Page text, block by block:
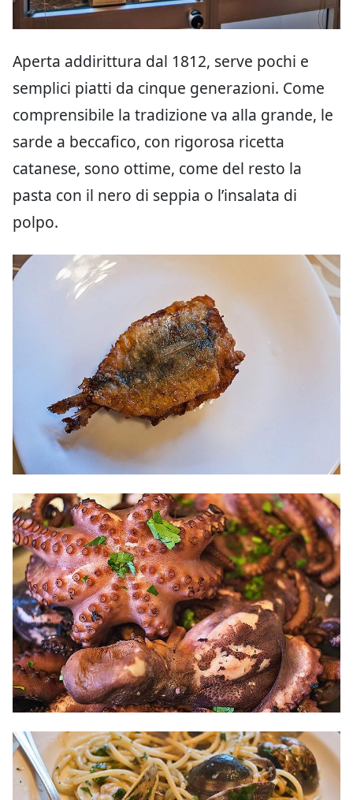
Aperta addirittura dal 1812, serve pochi e
semplici piatti da cinque generazioni. Come
comprensibile la tradizione va alla grande, le
sarde a beccafico, con rigorosa ricetta
catanese, sono ottime, come del resto la
pasta con il nero di seppia o l’insalata di
polpo.